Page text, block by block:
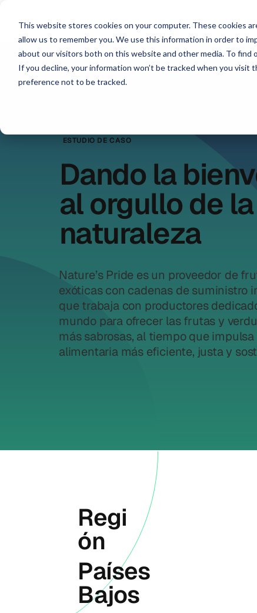
This website stores cookies on your computer. These cookies
allow us to remember you. We use this information in order to
about our visitors both on this website and other media. To find
If you decline, your information won’t be tracked when you
preference not to be tracked.
Plataforma ¿Para
ESTUDIO DE CASO
Dando la
al orgullo de la
naturaleza
Nature’s Pride es un proveedor de
exóticas con cadenas de suministro
que trabaja con productores
mundo para ofrecer las frutas y
más sabrosas, al tiempo que
alimentaria más eficiente, justa y
Regi
ón
Países
Bajos